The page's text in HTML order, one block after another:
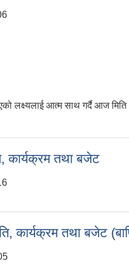
लक्ष्यलाई आत्म साथ गर्दै आज
आ.व. २०७८/७९ को नीति
कार्यक्रम तथा बजेट
नीति, कार्यक्रम तथा बजेट
कार्यक्रम तथा बजेट
नीति, कार्यक्रम तथा बजेट